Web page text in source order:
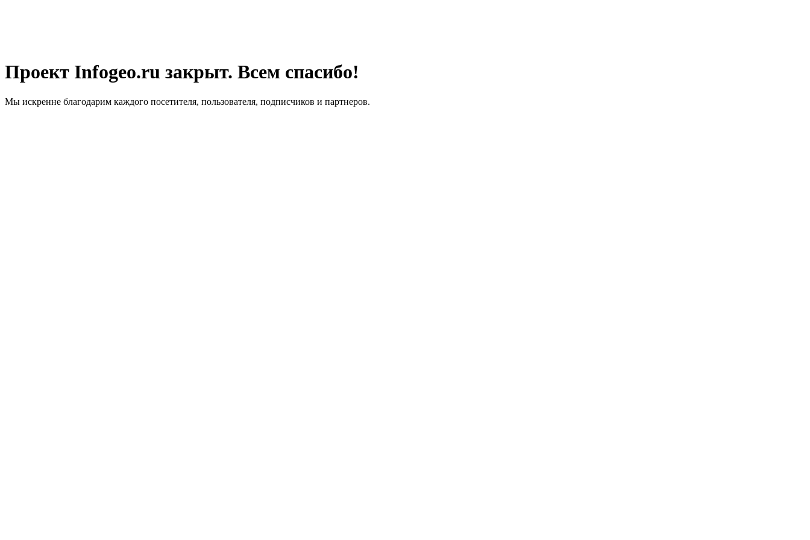
Проект Infogeo.ru закрыт. Всем спасибо!
Мы искренне благодарим каждого посетителя, пользователя, подписчиков и партнеров.